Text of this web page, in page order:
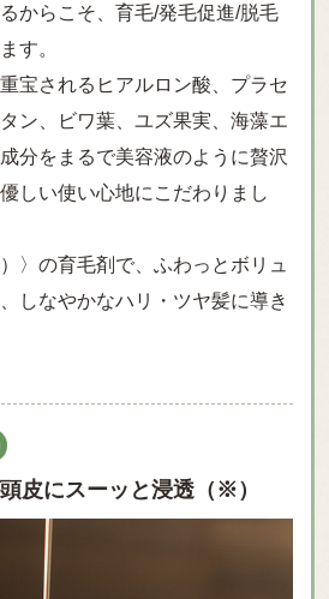
からこそ、育毛/発毛促進/脱毛
す。
宝されるヒアルロン酸、プラセ
ン、ビワ葉、ユズ果実、海藻エ
分をまるで美容液のように贅沢
しい使い心地にこだわりまし
〉の育毛剤で、ふわっとボリュ
しなやかなハリ・ツヤ髪に導き
皮にスーッと浸透（※）